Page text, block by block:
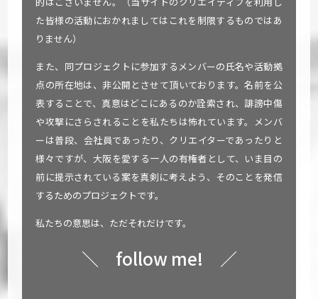
た皆様の活動におかれましてはこれを制限するものではあ
りません）
また、同プロジェクトに参加するメンバーの氏名や活動拠
点の所在地は、非公開とさせて頂いております。名前を公
表することで、真意はどこにあるのか詮索され、誹謗中傷
や攻撃にさらされることを私たちは怖れています。メンバ
ーは普段、会社員であったり、クリエイターであったりと
様々ですが、大阪を愛する一人の有権者として、いま目の
前に提示されている案を真剣に考えよう、そのことを発信
するためのプロジェクトです。
私たちの意思は、ただそれだけです。
＼ follow me! ／